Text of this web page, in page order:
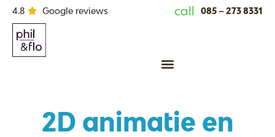
4.8 Google reviews call 085 – 273 8331
2D animatie en